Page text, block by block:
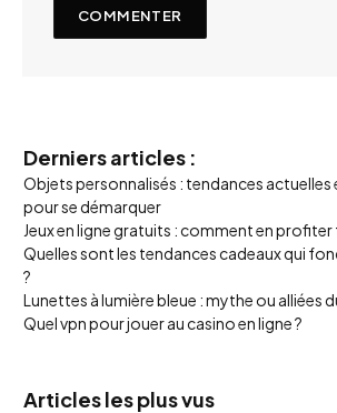
Derniers articles :
Objets personnalisés : tendances actuelles
pour se démarquer
Jeux en ligne gratuits : comment en profiter
Quelles sont les tendances cadeaux qui
?
Lunettes à lumière bleue : mythe ou alliées
Quel vpn pour jouer au casino en ligne ?
Articles les plus vus